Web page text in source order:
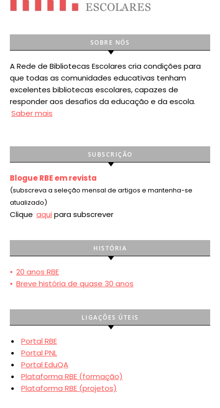
SOBRE NÓS
A Rede de Bibliotecas Escolares cria condições para
que todas as comunidades educativas tenham
excelentes bibliotecas escolares, capazes de
responder aos desafios da educação e da escola.
Saber mais
SUBSCRIÇÃO
Blogue RBE em revista
(subscreva a seleção mensal de artigos e mantenha-se
atualizado)
Clique aqui para subscrever
HISTÓRIA
• 20 anos RBE
• Breve história de quase 30 anos
LIGAÇÕES ÚTEIS
Portal RBE
Portal PNL
Portal EduQA
Plataforma RBE (formação)
Plataforma RBE (projetos)